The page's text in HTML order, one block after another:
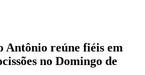
Antônio reúne fiéis em
no Domingo de